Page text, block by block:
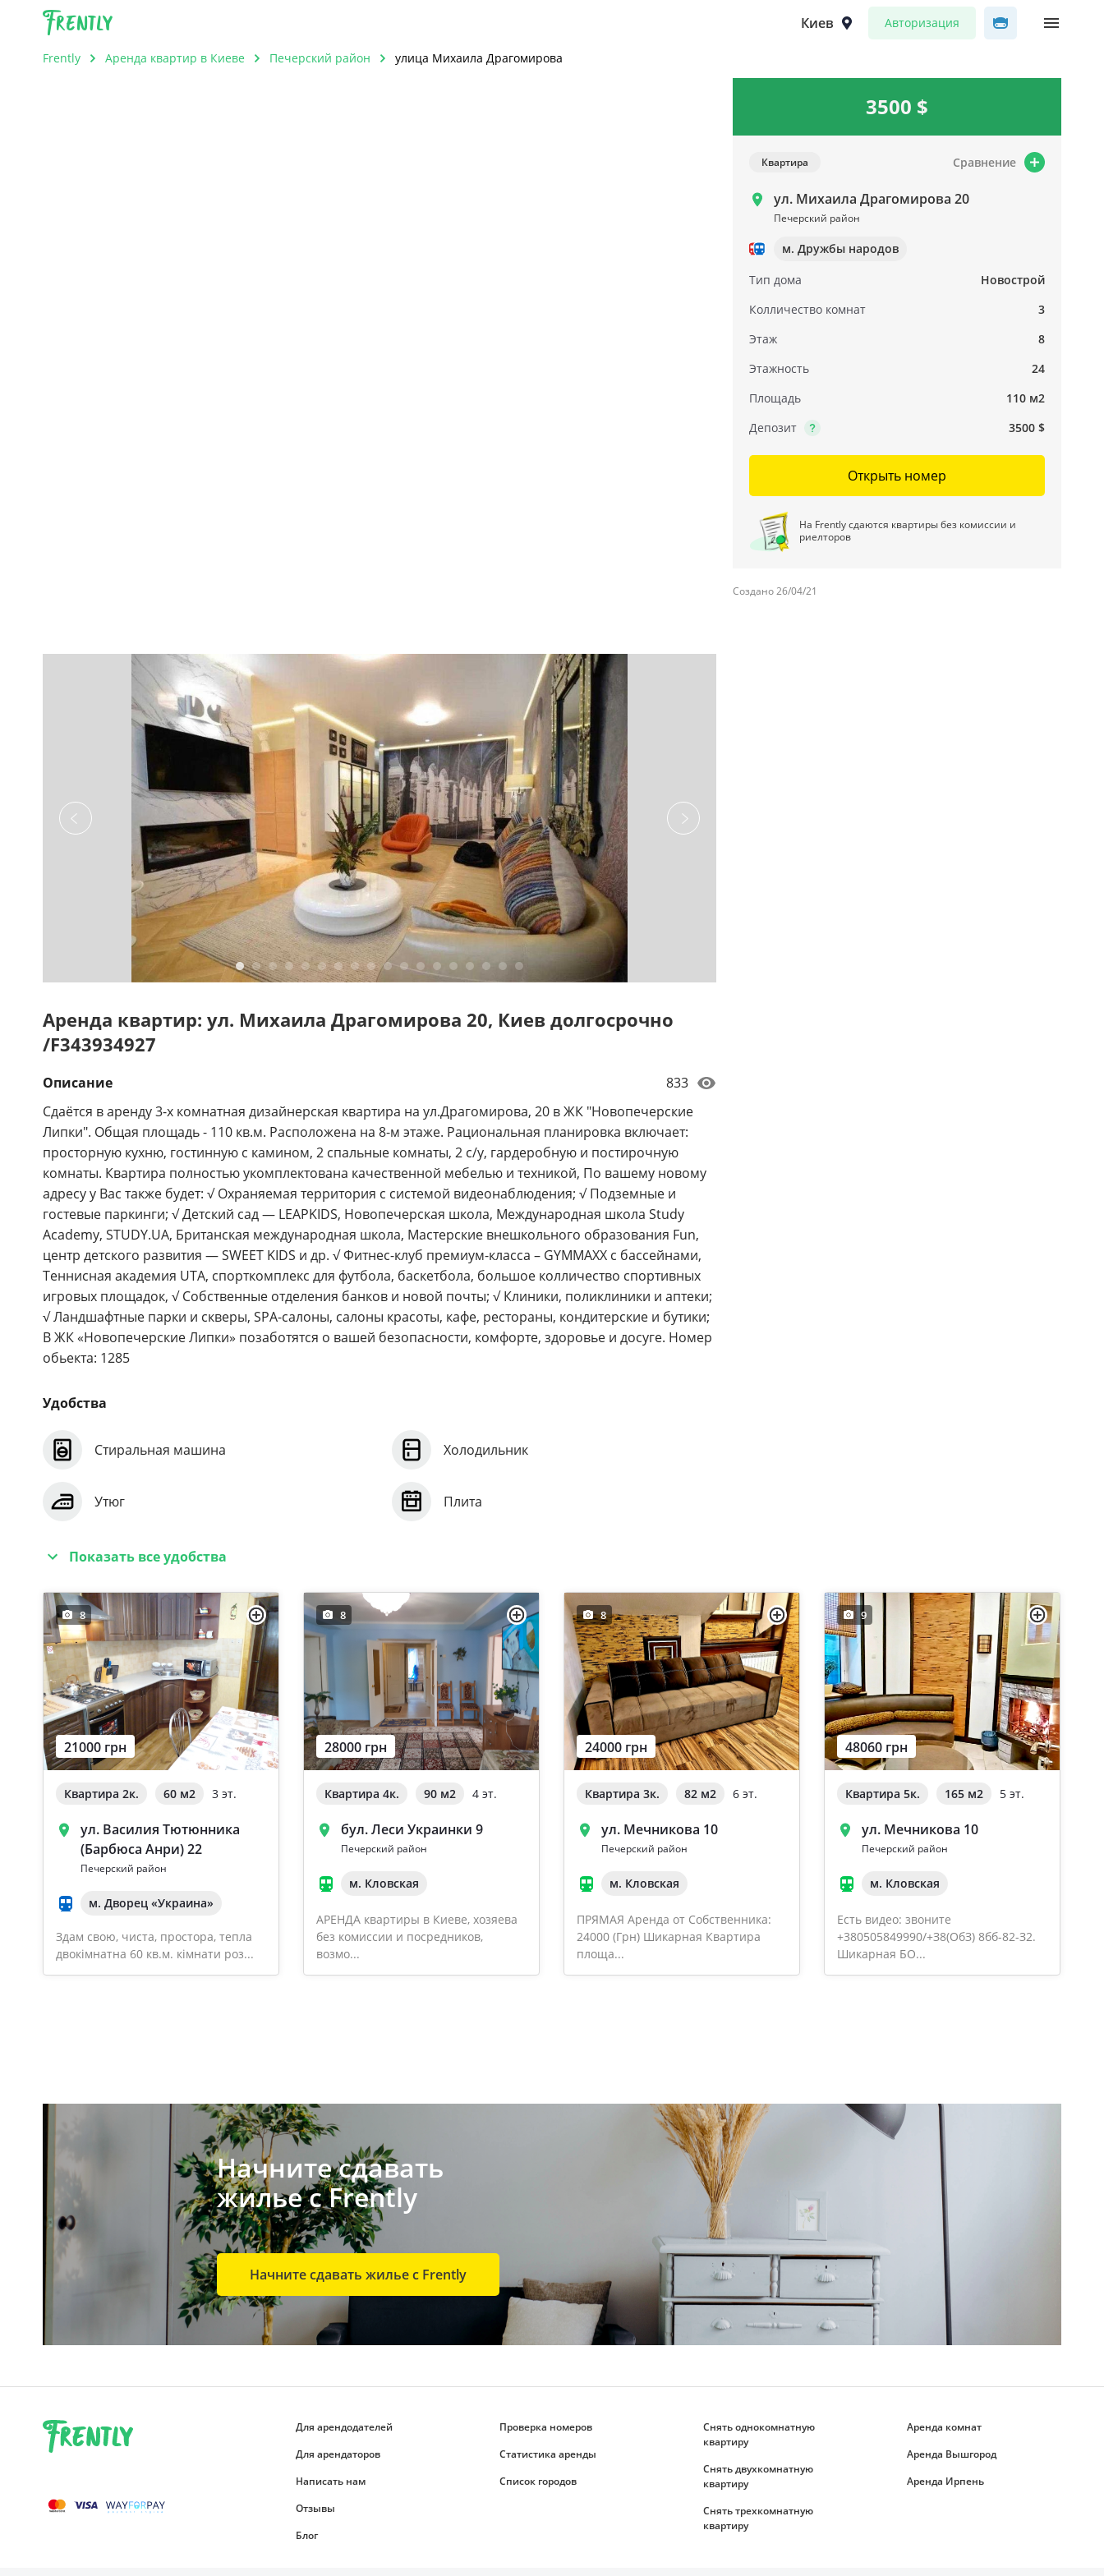
Frently Киев Авторизация
Frently Аренда квартир в Киеве Печерский район улица Михаила Драгомирова
Аренда квартир: ул. Михаила Драгомирова 20, Киев долгосрочно
/F343934927
Описание
833
Сдаётся в аренду 3-х комнатная дизайнерская квартира на ул.Драгомирова, 20 в ЖК "Новопечерские
Липки". Общая площадь - 110 кв.м. Расположена на 8-м этаже. Рациональная планировка включает:
просторную кухню, гостинную с камином, 2 спальные комнаты, 2 с/у, гардеробную и постирочную
комнаты. Квартира полностью укомплектована качественной мебелью и техникой, По вашему новому
адресу у Вас также будет: √ Охраняемая территория с системой видеонаблюдения; √ Подземные и
гостевые паркинги; √ Детский сад — LEAPKIDS, Новопечерская школа, Международная школа Study
Academy, STUDY.UA, Британская международная школа, Мастерские внешкольного образования Fun,
центр детского развития — SWEET KIDS и др. √ Фитнес-клуб премиум-класса – GYMMAXX с бассейнами,
Теннисная академия UTA, спорткомплекс для футбола, баскетбола, большое колличество спортивных
игровых площадок, √ Собственные отделения банков и новой почты; √ Клиники, поликлиники и аптеки;
√ Ландшафтные парки и скверы, SPA-салоны, салоны красоты, кафе, рестораны, кондитерские и бутики;
В ЖК «Новопечерские Липки» позаботятся о вашей безопасности, комфорте, здоровье и досуге. Номер
обьекта: 1285
Удобства
Стиральная машина Холодильник
Утюг Плита
Показать все удобства
3500 $
Квартира Сравнение
ул. Михаила Драгомирова 20
Печерский район
м. Дружбы народов
Тип дома
Новострой
Колличество комнат
3
Этаж
8
Этажность
24
Площадь
110 м2
Депозит
3500 $
Открыть номер
На Frently сдаются квартиры без комиссии и
риелторов
Создано 26/04/21
8
21000 грн
Квартира 2к. 60 м2 3 эт.
ул. Василия Тютюнника
(Барбюса Анри) 22
Печерский район
м. Дворец «Украина»
Здам свою, чиста, простора, тепла
двокімнатна 60 кв.м. кімнати роз...
8
28000 грн
Квартира 4к. 90 м2 4 эт.
бул. Леси Украинки 9
Печерский район
м. Кловская
АРЕНДА квартиры в Киеве, хозяева
без комиссии и посредников,
возмо...
8
24000 грн
Квартира 3к. 82 м2 6 эт.
ул. Мечникова 10
Печерский район
м. Кловская
ПРЯМАЯ Аренда от Собственника:
24000 (Грн) Шикарная Квартира
площа...
9
48060 грн
Квартира 5к. 165 м2 5 эт.
ул. Мечникова 10
Печерский район
м. Кловская
Есть видео: звоните
+380505849990/+З8(OбЗ) 8бб-82-З2.
Шикарная БО...
Начните сдавать
жилье с Frently
Начните сдавать жилье с Frently
Для арендодателей
Для арендаторов
Написать нам
Отзывы
Блог
Проверка номеров
Статистика аренды
Список городов
Снять однокомнатную
квартиру
Снять двухкомнатную
квартиру
Снять трехкомнатную
квартиру
Аренда комнат
Аренда Вышгород
Аренда Ирпень